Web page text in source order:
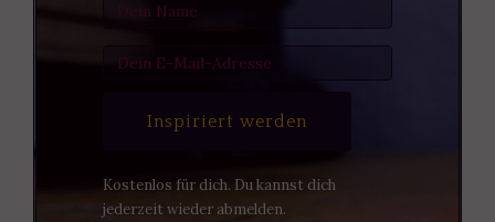
Inspiriert werden
Kostenlos für dich. Du kannst dich
jederzeit wieder abmelden.